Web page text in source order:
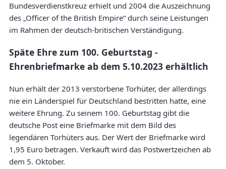
Bundesverdienstkreuz erhielt und 2004 die Auszeichnung
des „Officer of the British Empire“ durch seine Leistungen
im Rahmen der deutsch-britischen Verständigung.
Späte Ehre zum 100. Geburtstag -
Ehrenbriefmarke ab dem 5.10.2023 erhältlich
Nun erhält der 2013 verstorbene Torhüter, der allerdings
nie ein Länderspiel für Deutschland bestritten hatte, eine
weitere Ehrung. Zu seinem 100. Geburtstag gibt die
deutsche Post eine Briefmarke mit dem Bild des
legendären Torhüters aus. Der Wert der Briefmarke wird
1,95 Euro betragen. Verkauft wird das Postwertzeichen ab
dem 5. Oktober.